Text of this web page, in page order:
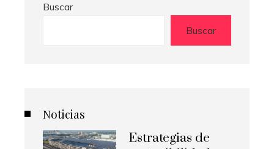
Buscar
Buscar
Noticias
Estrategias de